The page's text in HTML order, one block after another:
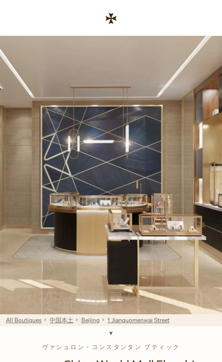
コーポレートサイトへのリンク
ヴァシュロン・コンスタンタン ブティック
All Boutiques 中国本土 Beijing 1 Jianguomenwai Street